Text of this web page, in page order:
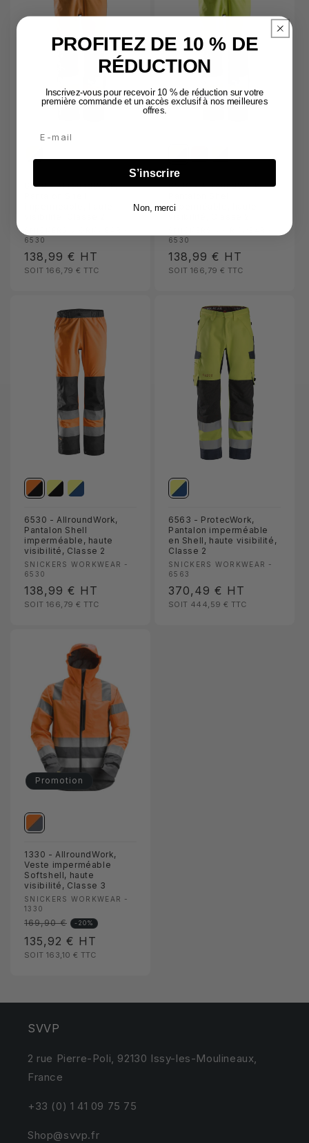
6530 - AllroundWork,
Fournisseur :
6530
Prix
habituel
138,99 € HT
SOIT 166,79 € TTC
6530 - AllroundWork,
imperméable, haute
6530
Prix
habituel
138,99 € HT
SOIT 166,79 € TTC
6530 - AllroundWork,
Pantalon Shell
imperméable, haute
visibilité, Classe 2
Fournisseur :
SNICKERS WORKWEAR -
6530
Prix
habituel
138,99 € HT
SOIT 166,79 € TTC
6563 - ProtecWork,
Pantalon imperméable
en Shell, haute visibilité,
Classe 2
Fournisseur :
SNICKERS WORKWEAR -
6563
Prix
habituel
370,49 € HT
SOIT 444,59 € TTC
Promotion
1330 - AllroundWork,
Veste imperméable
Softshell, haute
visibilité, Classe 3
Fournisseur :
SNICKERS WORKWEAR -
1330
Prix
habituel
169,90 € -20%
Prix
promotionnel
135,92 € HT
SOIT 163,10 € TTC
SVVP
2 rue Pierre-Poli, 92130 Issy-les-Moulineaux,
France
+33 (0) 1 41 09 75 75
Shop@svvp.fr
PROFITEZ DE 10 % DE
RÉDUCTION
Inscrivez-vous pour recevoir 10 % de réduction sur votre
première commande et un accès exclusif à nos meilleures
offres.
S’inscrire
Non, merci